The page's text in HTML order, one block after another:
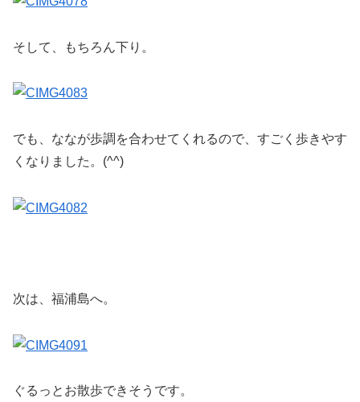
そして、もちろん下り。
でも、ななが歩調を合わせてくれるので、すごく歩きやす
くなりました。(^^)
次は、福浦島へ。
ぐるっとお散歩できそうです。